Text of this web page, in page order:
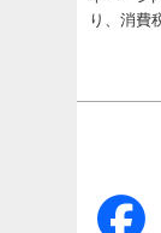
り、消費